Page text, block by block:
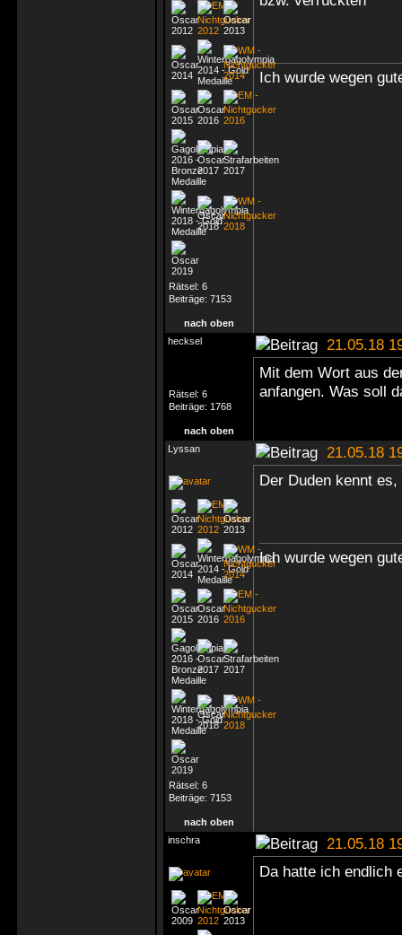
Rätsel: 6
Beiträge: 7153
Ich wurde wegen
nach oben
hecksel
21.05.18
Rätsel: 6
Beiträge: 1768
Mit dem Wort aus
anfangen. Was soll
nach oben
Lyssan
21.05.18
Rätsel: 6
Beiträge: 7153
Der Duden kennt
Ich wurde wegen
nach oben
inschra
21.05.18
Da hatte ich